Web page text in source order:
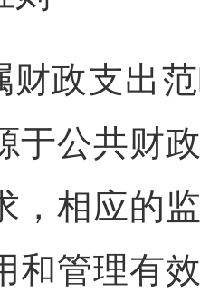
财政支出
于公共财
，相应的
和管理有